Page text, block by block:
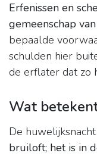
Erfenissen en
gemeenschap
bepaalde
schulden hier
de erflater dat zo
Wat
De huwelijksnacht
bruiloft; het is in